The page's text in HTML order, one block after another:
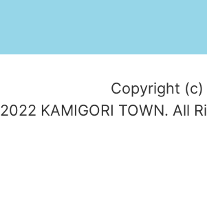
Copyright (c)
2022 KAMIGORI TOWN. All